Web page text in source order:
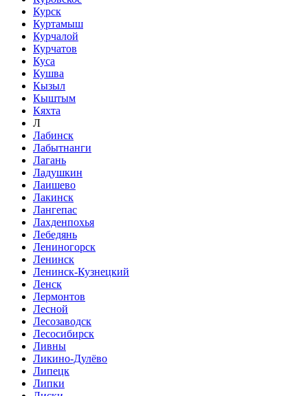
Курск
Куртамыш
Курчалой
Курчатов
Куса
Кушва
Кызыл
Кыштым
Кяхта
Л
Лабинск
Лабытнанги
Лагань
Ладушкин
Лаишево
Лакинск
Лангепас
Лахденпохья
Лебедянь
Лениногорск
Ленинск
Ленинск-Кузнецкий
Ленск
Лермонтов
Лесной
Лесозаводск
Лесосибирск
Ливны
Ликино-Дулёво
Липецк
Липки